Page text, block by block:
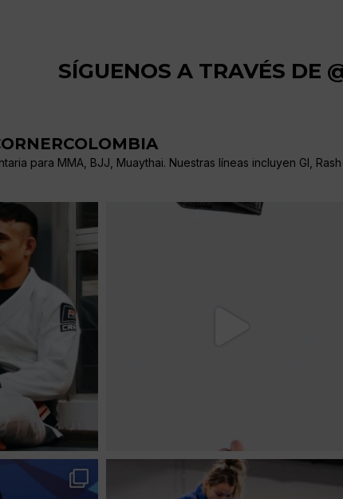
SÍGUENOS A TRAVÉS DE
para MMA, BJJ, Muaythai. Nuestras líneas incluyen GI,